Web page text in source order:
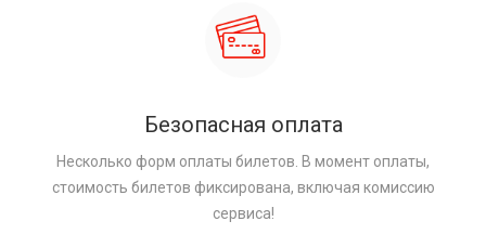
Безопасная оплата
Несколько форм оплаты билетов. В момент оплаты,
стоимость билетов фиксирована, включая комиссию
сервиса!